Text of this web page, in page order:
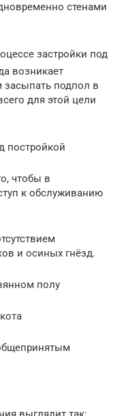
стенами
застройки под
возникает
подпол в
для этой цели
постройкой
чтобы в
к обслуживанию
и осиных гнёзд.
полу